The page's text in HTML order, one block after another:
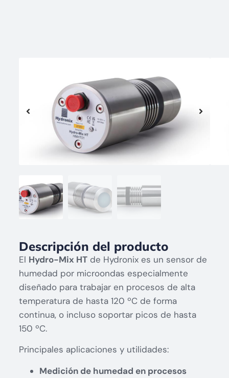
Descripción del producto
El Hydro-Mix HTde Hydronix es un sensor de
humedad por microondas especialmente
diseñado para trabajar en procesos de alta
temperatura de hasta 120 ºC de forma
continua, o incluso soportar picos de hasta
150 ºC.
Principales aplicaciones y utilidades:
Medición de humedad en procesos